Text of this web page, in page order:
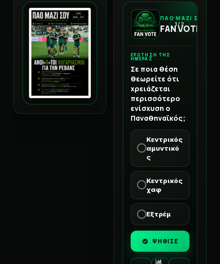
ΠΑΟ ΜΑΖΙ ΣΟΥ
FAN VOTE
1 / 2
ΕΡΩΤΗΣΗ ΤΗΣ
ΗΜΕΡΑΣ
Σε ποια θέση
θεωρείτε ότι
χρειάζεται
περισσότερο
ενίσχυση ο
Παναθηναϊκός;
Κεντρικός
αμυντικό
ς
Κεντρικός
χαφ
Εξτρέμ
ΨΗΦΙΣΕ